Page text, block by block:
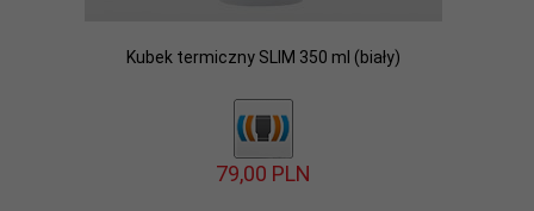
Kubek termiczny SLIM 350 ml (biały)
79,00 PLN